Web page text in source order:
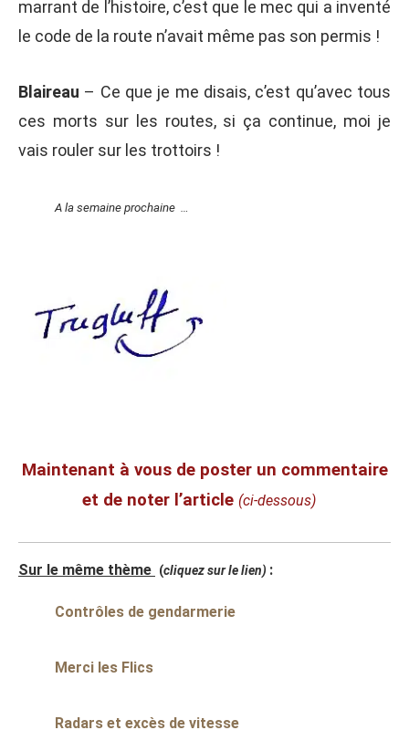
marrant de l’histoire, c’est que le mec qui a inventé
le code de la route n’avait même pas son permis !
Blaireau – Ce que je me disais, c’est qu’avec tous
ces morts sur les routes, si ça continue, moi je
vais rouler sur les trottoirs !
A la semaine prochaine …
Maintenant à vous de poster un commentaire
et de noter l’article (ci-dessous)
Sur le même thème (cliquez sur le lien) :
Contrôles de gendarmerie
Merci les Flics
Radars et excès de vitesse